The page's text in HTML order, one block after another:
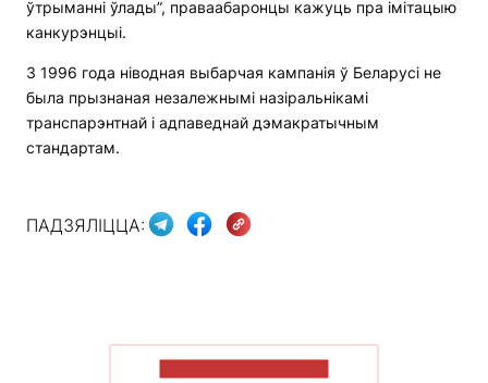
ўтрыманні ўлады”, праваабаронцы кажуць пра імітацыю
канкурэнцыі.
З 1996 года ніводная выбарчая кампанія ў Беларусі не
была прызнаная незалежнымі назіральнікамі
транспарэнтнай і адпаведнай дэмакратычным
стандартам.
ПАДЗЯЛІЦЦА: